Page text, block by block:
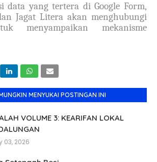
data yang tertera di Google Form,
Jagat Litera akan menghubungi
menyampaikan mekanisme
MENYUKAI POSTINGAN INI
VOLUME 3: KEARIFAN LOKAL
03, 2026